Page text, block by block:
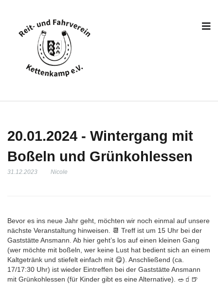
20.01.2024 - Wintergang mit
Boßeln und Grünkohlessen
31.12.2023 Nicole
Bevor es ins neue Jahr geht, möchten wir noch einmal auf unsere
nächste Veranstaltung hinweisen. 📆 Treff ist um 15 Uhr bei der
Gaststätte Ansmann. Ab hier geht’s los auf einen kleinen Gang
(wer möchte mit boßeln, wer keine Lust hat bedient sich an einem
Kaltgetränk und stiefelt einfach mit 😋). Anschließend (ca.
17/17:30 Uhr) ist wieder Eintreffen bei der Gaststätte Ansmann
mit Grünkohlessen (für Kinder gibt es eine Alternative). 🥗🧃🍺